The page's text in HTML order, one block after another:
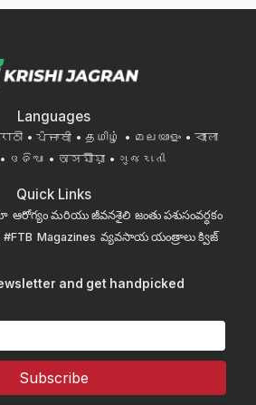
Languages
ਪੰਜਾਬੀ தமிழ் മലയാളം
বাংলা
ଓଡିଆ অসমীয়া ગુજરાતી
Quick Links
ఆరోగ్యం మరియు జీవనశైలి జంతు పశుసంవర్ధకం
#FTB Magazines వ్యవసాయ యంత్రాలు క్విజ్
and get handpicked
Subscribe